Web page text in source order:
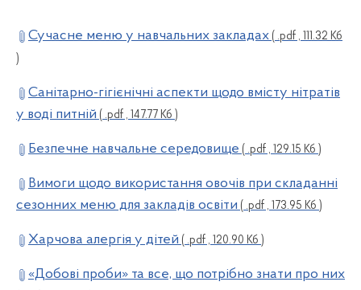
Сучасне меню у навчальних закладах ( .pdf , 111.32 Кб
)
Санітарно-гігієнічні аспекти щодо вмісту нітратів
у воді питній ( .pdf , 147.77 Кб )
Безпечне навчальне середовище ( .pdf , 129.15 Кб )
Вимоги щодо використання овочів при складанні
сезонних меню для закладів освіти ( .pdf , 173.95 Кб )
Харчова алергія у дітей ( .pdf , 120.90 Кб )
«Добові проби» та все, що потрібно знати про них